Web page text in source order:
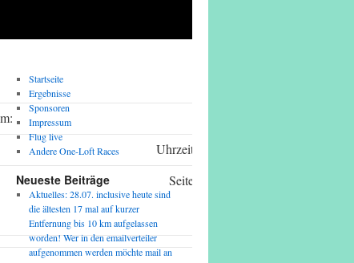
Uhrzeit:
Seite:
Startseite
Ergebnisse
Sponsoren
Impressum
Flug live
Andere One-Loft Races
Neueste Beiträge
Aktuelles: 28.07. inclusive heute sind
die ältesten 17 mal auf kurzer
Entfernung bis 10 km aufgelassen
worden! Wer in den emailverteiler
aufgenommen werden möchte mail an